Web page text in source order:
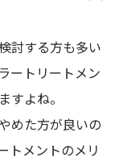
討する方も多い
ートリートメン
すよね。
めた方が良いの
トメントのメリ